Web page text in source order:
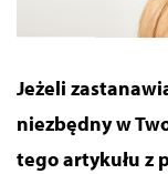
Jeżeli
niezbędny w
tego artykułu z